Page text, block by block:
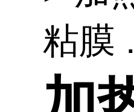
粘膜